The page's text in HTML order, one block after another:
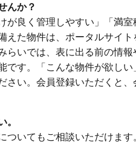
んか？
が良く管理しやすい」「満
た物件は、ポータルサイト
らいでは、表に出る前の情
です。「こんな物件が欲し
さい。会員登録いただくと
ついてもご相談いただけます